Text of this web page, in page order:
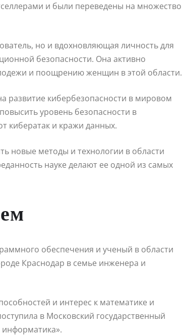
и были переведены на множество
но и вдохновляющая личность для
безопасности. Она активно
и поощрению женщин в этой области.
развитие кибербезопасности в мировом
уровень безопасности в
кибератак и кражи данных.
новые методы и технологии в области
науке делают ее одной из самых
обеспечения и ученый в области
Краснодар в семье инженера и
и интерес к математике и
в Московский государственный